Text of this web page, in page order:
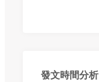
發文時間分析